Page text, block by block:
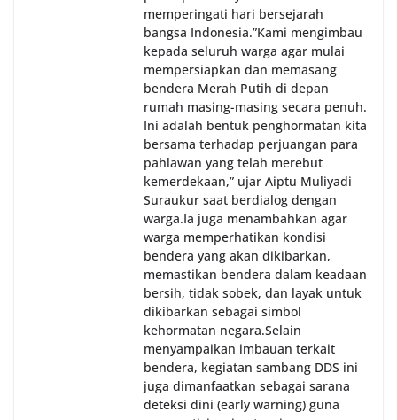
memperingati hari bersejarah
bangsa Indonesia.‎‎”Kami mengimbau
kepada seluruh warga agar mulai
mempersiapkan dan memasang
bendera Merah Putih di depan
rumah masing-masing secara penuh.
Ini adalah bentuk penghormatan kita
bersama terhadap perjuangan para
pahlawan yang telah merebut
kemerdekaan,” ujar Aiptu Muliyadi
Suraukur saat berdialog dengan
warga.‎‎Ia juga menambahkan agar
warga memperhatikan kondisi
bendera yang akan dikibarkan,
memastikan bendera dalam keadaan
bersih, tidak sobek, dan layak untuk
dikibarkan sebagai simbol
kehormatan negara.‎‎‎Selain
menyampaikan imbauan terkait
bendera, kegiatan sambang DDS ini
juga dimanfaatkan sebagai sarana
deteksi dini (early warning) guna